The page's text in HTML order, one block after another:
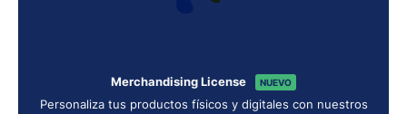
Merchandising License NUEVO
Personaliza tus productos físicos y digitales con nuestros